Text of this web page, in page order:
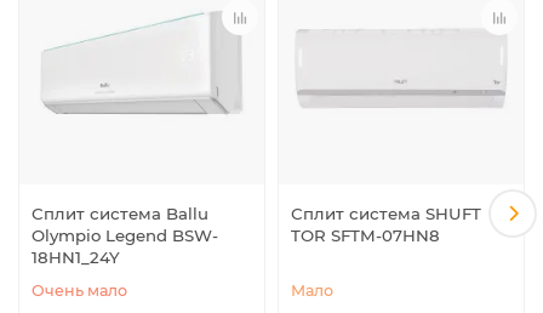
Сплит система Ballu
Olympio Legend BSW-
18HN1_24Y
Очень мало
Сплит система SHUFT
TOR SFTM-07HN8
Мало